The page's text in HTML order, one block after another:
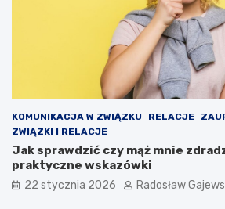
KOMUNIKACJA W ZWIĄZKU RELACJE
ZWIĄZKI I RELACJE
Jak sprawdzić czy mąż mnie
praktyczne wskazówki
22 stycznia 2026 Radosław